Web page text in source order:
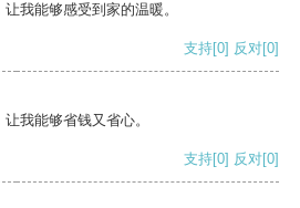
我能够感受到家的温暖。
支持[0] 反对[0]
我能够省钱又省心。
支持[0] 反对[0]